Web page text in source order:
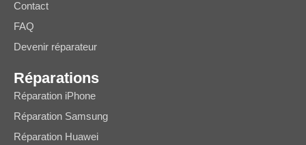
Contact
FAQ
Devenir réparateur
Réparations
Réparation iPhone
Réparation Samsung
Réparation Huawei